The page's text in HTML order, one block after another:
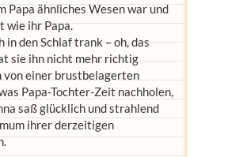
Papa ähnliches Wesen war und
wie ihr Papa.
in den Schlaf trank – oh, das
sie ihn nicht mehr richtig
von einer brustbelagerten
Papa-Tochter-Zeit nachholen,
saß glücklich und strahlend
ihrer derzeitigen